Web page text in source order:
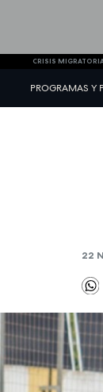
CRISIS
PROGRAMAS Y
22